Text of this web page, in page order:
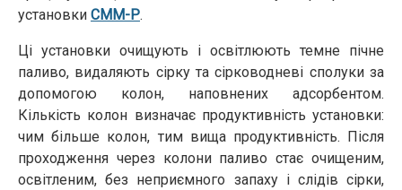
установки СММ-Р.
Ці установки очищують і освітлюють темне пічне
паливо, видаляють сірку та сірководневі сполуки за
допомогою колон, наповнених адсорбентом.
Кількість колон визначає продуктивність установки:
чим більше колон, тим вища продуктивність. Після
проходження через колони паливо стає очищеним,
освітленим, без неприємного запаху і слідів сірки,